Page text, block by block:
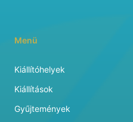
Menü
Kiállítóhelyek
Kiállítások
Gyűjtemények